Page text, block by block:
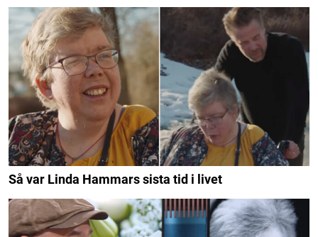
Så var Linda Hammars sista tid i livet